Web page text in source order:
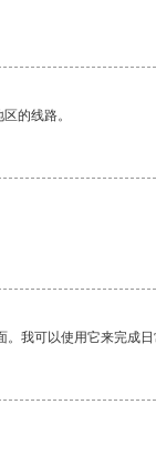
的线路。
我可以使用它来完成日